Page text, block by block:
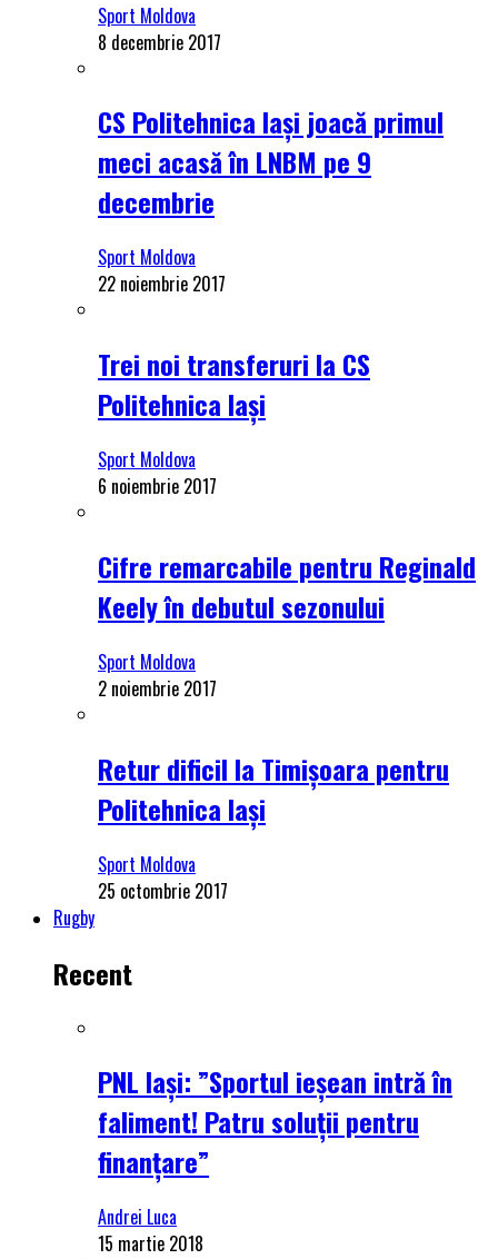
Sport Moldova
8 decembrie 2017
CS Politehnica Iași joacă primul
meci acasă în LNBM pe 9
decembrie
Sport Moldova
22 noiembrie 2017
Trei noi transferuri la CS
Politehnica Iași
Sport Moldova
6 noiembrie 2017
Cifre remarcabile pentru Reginald
Keely în debutul sezonului
Sport Moldova
2 noiembrie 2017
Retur dificil la Timișoara pentru
Politehnica Iași
Sport Moldova
25 octombrie 2017
Rugby
Recent
PNL Iași: ”Sportul ieșean intră în
faliment! Patru soluții pentru
finanțare”
Andrei Luca
15 martie 2018